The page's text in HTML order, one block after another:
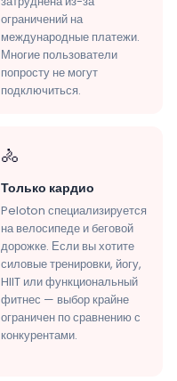
ограничений на
международные платежи.
Многие пользователи
попросту не могут
подключиться.
🚴
Только кардио
Peloton специализируется
на велосипеде и беговой
дорожке. Если вы хотите
силовые тренировки, йогу,
HIIT или функциональный
фитнес — выбор крайне
ограничен по сравнению с
конкурентами.